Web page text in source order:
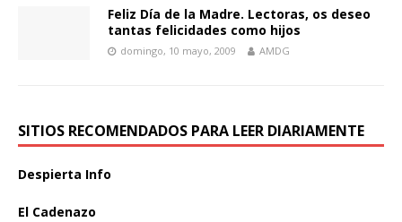
Feliz Día de la Madre. Lectoras, os deseo
tantas felicidades como hijos
domingo, 10 mayo, 2009 AMDG
SITIOS RECOMENDADOS PARA LEER DIARIAMENTE
Despierta Info
El Cadenazo